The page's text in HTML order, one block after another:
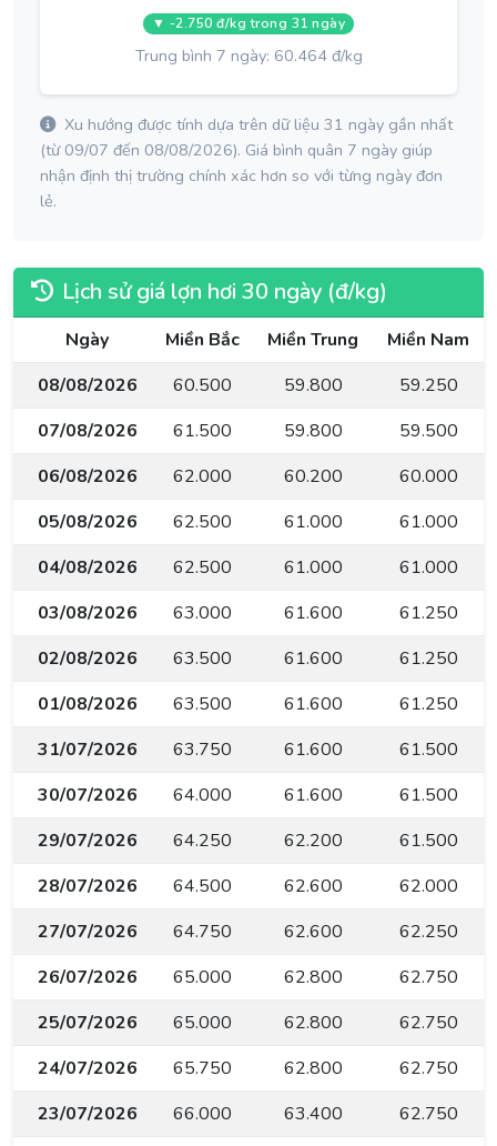
▼ -2.750 đ/kg trong 31 ngày
Trung bình 7 ngày: 60.464 đ/kg
Xu hướng được tính dựa trên dữ liệu 31 ngày gần nhất
(từ 09/07 đến 08/08/2026). Giá bình quân 7 ngày giúp
nhận định thị trường chính xác hơn so với từng ngày đơn
lẻ.
Lịch sử giá lợn hơi 30 ngày (đ/kg)
Ngày Miền Bắc Miền Trung
Miền Nam
08/08/2026
60.500 59.800
59.250
07/08/2026
61.500 59.800
59.500
06/08/2026
62.000 60.200
60.000
05/08/2026
62.500 61.000
61.000
04/08/2026
62.500 61.000
61.000
03/08/2026
63.000 61.600
61.250
02/08/2026
63.500 61.600
61.250
01/08/2026
63.500 61.600
61.250
31/07/2026
63.750 61.600
61.500
30/07/2026
64.000 61.600
61.500
29/07/2026
64.250 62.200
61.500
28/07/2026
64.500 62.600
62.000
27/07/2026
64.750 62.600
62.250
26/07/2026
65.000 62.800
62.750
25/07/2026
65.000 62.800
62.750
24/07/2026
65.750 62.800
62.750
23/07/2026
66.000 63.400
62.750